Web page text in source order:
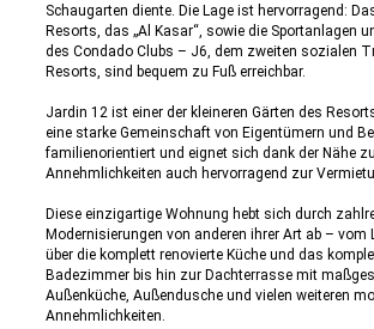
Schaugarten diente. Die Lage ist hervorragend:
Resorts, das „Al Kasar“, sowie die Sportanlagen
des Condado Clubs – J6, dem zweiten sozialen
Resorts, sind bequem zu Fuß erreichbar.
Jardin 12 ist einer der kleineren Gärten des
eine starke Gemeinschaft von Eigentümern und
familienorientiert und eignet sich dank der Nähe
Annehmlichkeiten auch hervorragend zur
Diese einzigartige Wohnung hebt sich durch
Modernisierungen von anderen ihrer Art ab – vom
über die komplett renovierte Küche und das
Badezimmer bis hin zur Dachterrasse mit
Außenküche, Außendusche und vielen weiteren
Annehmlichkeiten.